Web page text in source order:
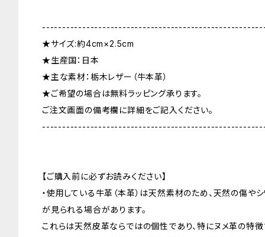
★サイズ:約4cm×2.5cm
★生産国：日本
★主な素材：栃木レザー（牛本革）
★ご希望の場合は無料ラッピング承ります。
ご注文画面の備考欄に詳細をご記入ください。
【ご購入前に必ずお読みください】
・使用している牛革（本革）は天然素材のため、天然の傷や
が見られる場合があります。
これらは天然皮革ならではの個性であり、特にヌメ革の特徴